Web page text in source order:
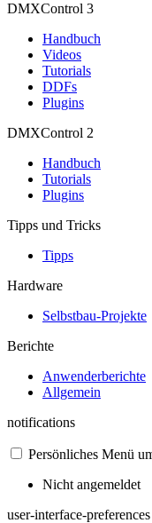
DMXControl 3
Handbuch
Videos
Tutorials
DDFs
Plugins
DMXControl 2
Handbuch
Tutorials
Plugins
Tipps und Tricks
Tipps
Hardware
Selbstbau-Projekte
Berichte
Anwenderberichte
Allgemein
notifications
Persönliches Menü
Nicht angemeldet
user-interface-preferences